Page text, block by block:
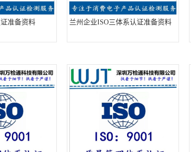
准备资料 兰州企业ISO三体系认证准备资料